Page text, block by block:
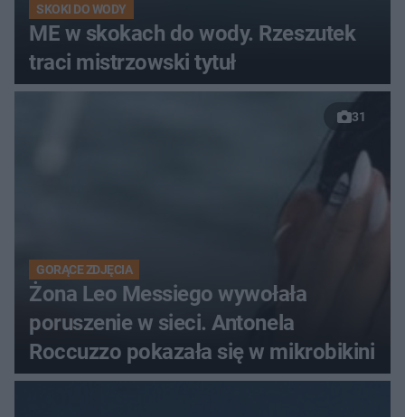
SKOKI DO WODY
ME w skokach do wody. Rzeszutek
traci mistrzowski tytuł
31
GORĄCE ZDJĘCIA
Żona Leo Messiego wywołała
poruszenie w sieci. Antonela
Roccuzzo pokazała się w mikrobikini